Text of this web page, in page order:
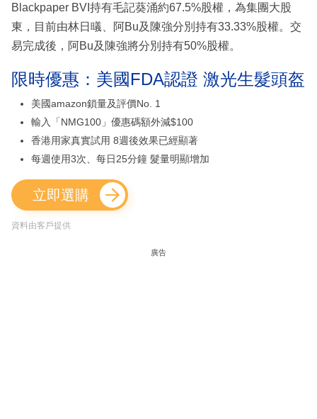
Blackpaper BVI持有毛記葵涌約67.5%股權，為集團大股
東，目前由林日㬢、阿Bu及陳強分別持有33.33%股權。交
易完成後，阿Bu及陳強將分別持有50%股權。
限時優惠：美國FDA認證 激光生髮頭盔
美國amazon鎖量及評價No. 1
輸入「NMG100」優惠碼額外減$100
香港用家真實試用 8週後效果已經顯著
每週使用3次、每日25分鐘 髮量明顯增加
立即選購
資料由客戶提供
廣告